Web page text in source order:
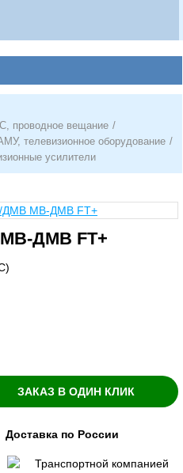
проводное вещание /
телевизионное оборудование /
усилители
ДМВ FT+
ЗАКАЗ В ОДИН КЛИК
Доставка по России
Транспортной компанией